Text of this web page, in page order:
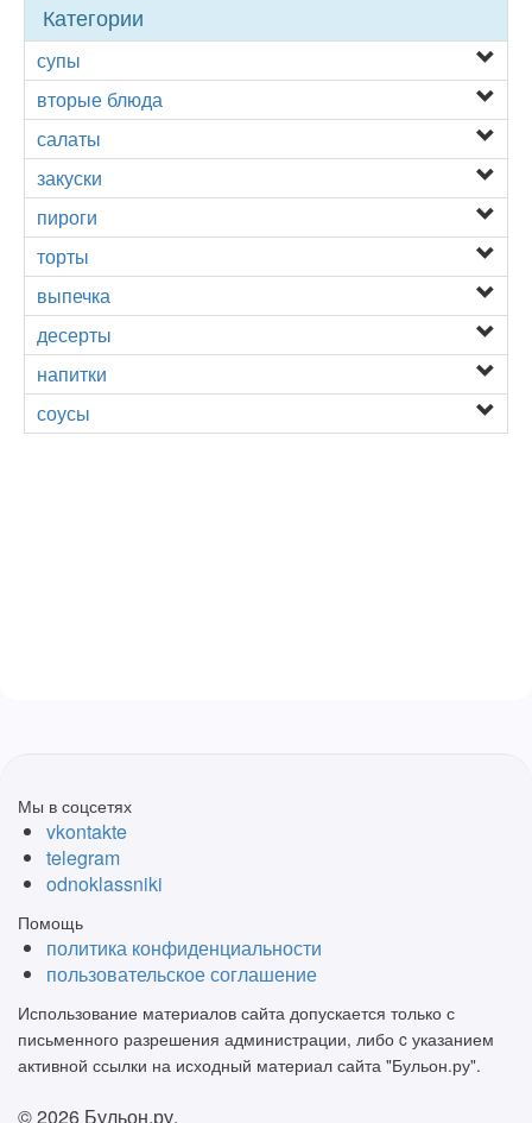
Категории
супы
вторые блюда
салаты
закуски
пироги
торты
выпечка
десерты
напитки
соусы
Мы в соцсетях
vkontakte
telegram
odnoklassniki
Помощь
политика конфиденциальности
пользовательское соглашение
Использование материалов сайта допускается только с
письменного разрешения администрации, либо c указанием
активной ссылки на исходный материал сайта "Бульон.ру".
© 2026 Бульон.ру.